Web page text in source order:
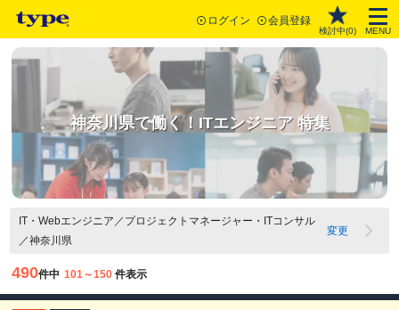
ログイン 会員登録
検討中(0) MENU
神奈川県で働く！ITエンジニア 特集
IT・Webエンジニア／プロジェクトマネージャー・ITコンサル
／神奈川県
変更
490件中 101～150 件表示